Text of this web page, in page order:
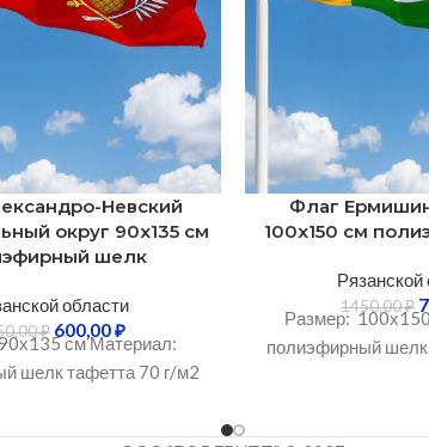
Невский
округ 90х135 см
шелк
области
₽ 600,00₽
см Материал:
шелк тафетта 70 г/м2
Флаг
100х150 см
Рязанской
1450,00₽
Размер:
полиэфирный